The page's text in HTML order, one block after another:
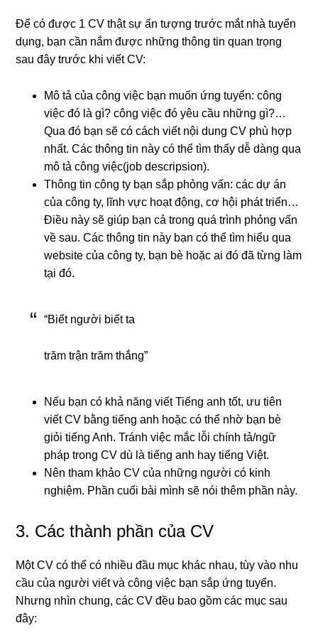
Để có được 1 CV thật sự ấn tượng trước mắt nhà tuyển
dụng, bạn cần nắm được những thông tin quan trọng
sau đây trước khi viết CV:
Mô tả của công việc bạn muốn ứng tuyển: công
việc đó là gì? công việc đó yêu cầu những gì?…
Qua đó bạn sẽ có cách viết nội dung CV phù hợp
nhất. Các thông tin này có thể tìm thấy dễ dàng qua
mô tả công việc(job descripsion).
Thông tin công ty bạn sắp phỏng vấn: các dự án
của công ty, lĩnh vực hoạt động, cơ hội phát triển…
Điều này sẽ giúp bạn cả trong quá trình phỏng vấn
về sau. Các thông tin này bạn có thể tìm hiểu qua
website của công ty, bạn bè hoặc ai đó đã từng làm
tại đó.
“Biết người biết ta
trăm trận trăm thắng”
Nếu bạn có khả năng viết Tiếng anh tốt, ưu tiên
viết CV bằng tiếng anh hoặc có thể nhờ bạn bè
giỏi tiếng Anh. Tránh việc mắc lỗi chính tả/ngữ
pháp trong CV dù là tiếng anh hay tiếng Việt.
Nên tham khảo CV của những người có kinh
nghiệm. Phần cuối bài mình sẽ nói thêm phần này.
3. Các thành phần của CV
Một CV có thể có nhiều đầu mục khác nhau, tùy vào nhu
cầu của người viết và công việc bạn sắp ứng tuyển.
Nhưng nhìn chung, các CV đều bao gồm các mục sau
đây: